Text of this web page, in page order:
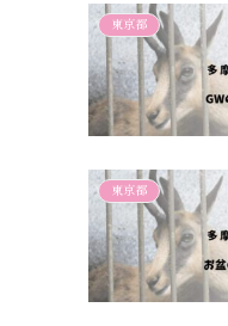
東京都
東京都